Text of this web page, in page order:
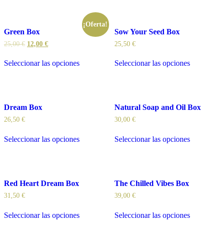
¡Oferta!
Green Box
25,00€ 12,00 €
Seleccionar las opciones
Sow Your Seed Box
25,50 €
Seleccionar las opciones
Dream Box
26,50 €
Seleccionar las opciones
Natural Soap and Oil Box
30,00 €
Seleccionar las opciones
Red Heart Dream Box
31,50 €
Seleccionar las opciones
The Chilled Vibes Box
39,00 €
Seleccionar las opciones